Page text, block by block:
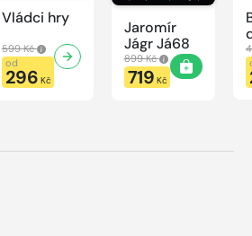
Vládci hry
599 Kč
od
296 Kč
Jaromír
Jágr Já68
899 Kč
719 Kč